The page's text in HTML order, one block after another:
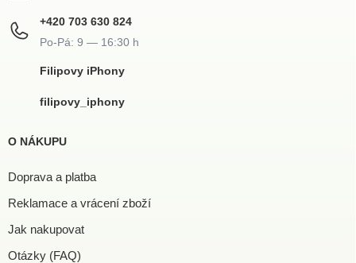
+420 703 630 824
Filipovy iPhony
filipovy_iphony
O NÁKUPU
Doprava a platba
Reklamace a vrácení zboží
Jak nakupovat
Otázky (FAQ)